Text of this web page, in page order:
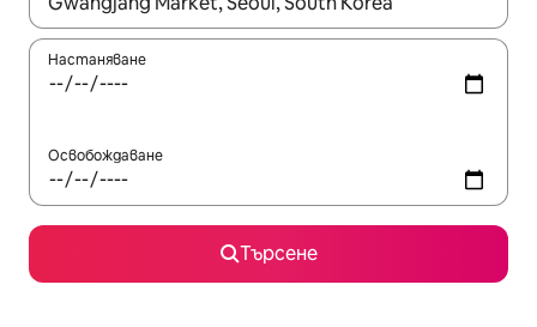
Настаняване
Освобождаване
Търсене